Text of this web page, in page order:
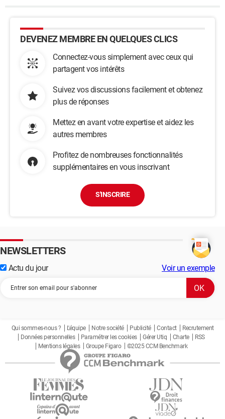
DEVENEZ MEMBRE EN QUELQUES CLICS
Connectez-vous simplement avec ceux qui
partagent vos intérêts
Suivez vos discussions facilement et obtenez
plus de réponses
Mettez en avant votre expertise et aidez les
autres membres
Profitez de nombreuses fonctionnalités
supplémentaires en vous inscrivant
S'INSCRIRE
NEWSLETTERS
Actu du jour Voir un exemple
Qui sommes-nous ? L'équipe Notre société Publicité Contact
Recrutement
Données personnelles
Paramétrer les cookies Gérer Utiq Charte
RSS
Mentions légales
Groupe Figaro ©2025 CCM Benchmark